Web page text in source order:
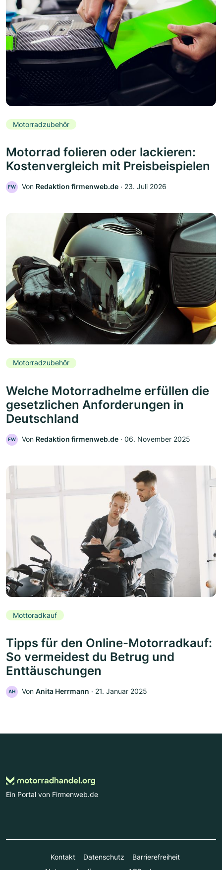
Motorradzubehör
Motorrad folieren oder lackieren:
Kostenvergleich mit Preisbeispielen
FW Von Redaktion firmenweb.de ‧ 23. Juli 2026
Motorradzubehör
Welche Motorradhelme erfüllen die
gesetzlichen Anforderungen in
Deutschland
FW Von Redaktion firmenweb.de ‧ 06. November 2025
Mottoradkauf
Tipps für den Online-Motorradkauf:
So vermeidest du Betrug und
Enttäuschungen
AH Von Anita Herrmann ‧ 21. Januar 2025
Ein Portal von Firmenweb.de
Kontakt Datenschutz
Barrierefreiheit